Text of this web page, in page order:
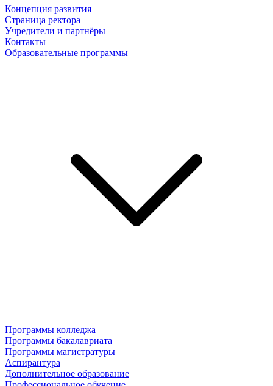
Концепция развития
Страница ректора
Учредители и партнёры
Контакты
Образовательные программы
Программы колледжа
Программы бакалавриата
Программы магистратуры
Аспирантура
Дополнительное образование